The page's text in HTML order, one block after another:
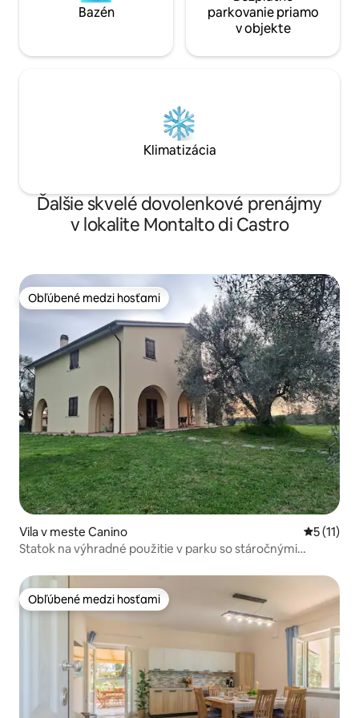
Bazén
parkovanie priamo
v objekte
Klimatizácia
Ďalšie skvelé dovolenkové prenájmy
v lokalite Montalto di Castro
Obľúbené medzi hosťami
Obľúbené medzi hosťami
Vila v meste Canino
5 (11)
Statok na výhradné použitie v parku so stáročnými
Obľúbené medzi hosťami
Obľúbené medzi hosťami